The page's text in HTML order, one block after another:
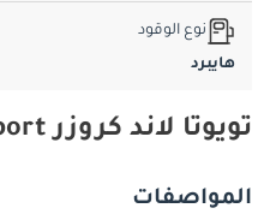
نوع الوقود
هايبرد
تويوتا لاند كروزر 3.5T GR-Sport هايبريد المواصفات والميزات
المواصفات